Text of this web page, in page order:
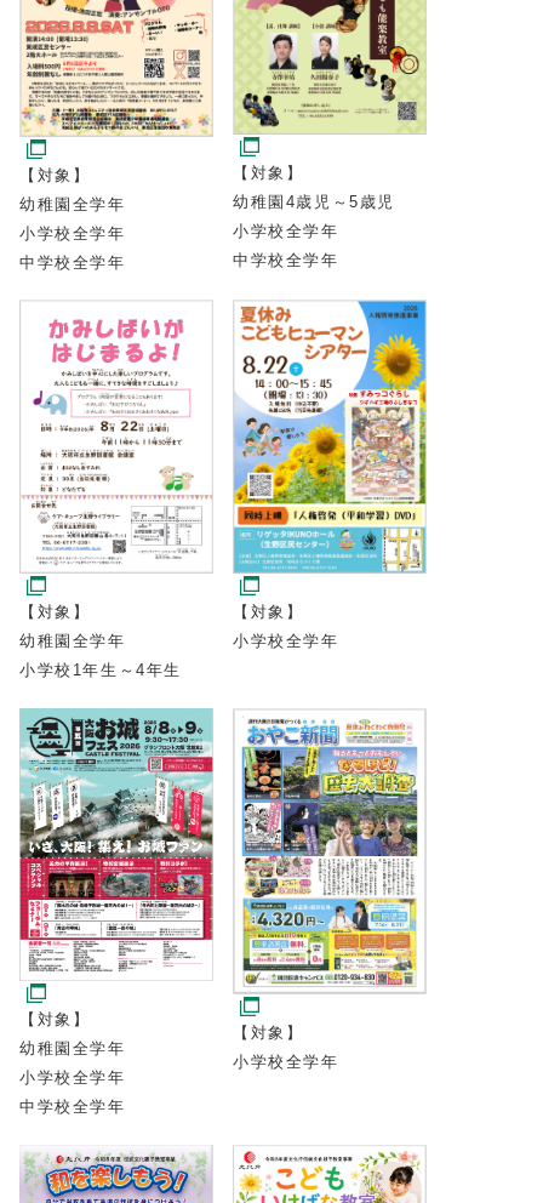
【対象】
幼稚園全学年
小学校全学年
中学校全学年
【対象】
幼稚園4歳児～5歳児
小学校全学年
中学校全学年
【対象】
幼稚園全学年
小学校1年生～4年生
【対象】
小学校全学年
【対象】
幼稚園全学年
小学校全学年
中学校全学年
【対象】
小学校全学年